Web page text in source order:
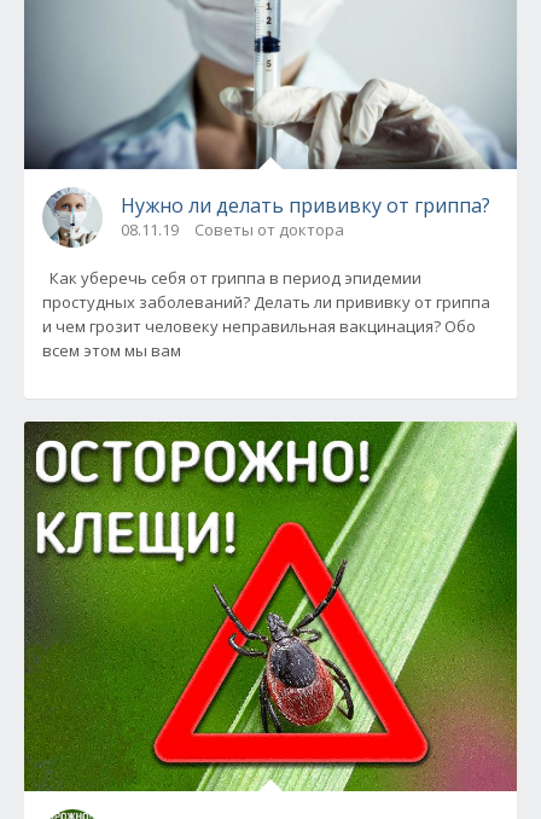
Нужно ли делать прививку от гриппа?
08.11.19 Советы от доктора
Как уберечь себя от гриппа в период эпидемии
простудных заболеваний? Делать ли прививку от гриппа
и чем грозит человеку неправильная вакцинация? Обо
всем этом мы вам